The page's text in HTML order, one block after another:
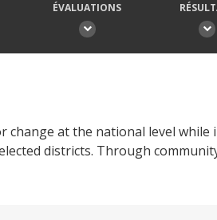
ÉVALUATIONS
at the national level
districts. Through